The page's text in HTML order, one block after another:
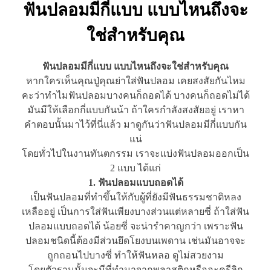
ฟันปลอมมีกี่แบบ แบบไหนถึงจะ
ใช่สำหรับคุณ
ฟันปลอมมีกี่แบบ แบบไหนถึงจะใช่สำหรับคุณ
หากใครเห็นคุณปู่คุณย่าใส่ฟันปลอม เคยสงสัยกันไหม
คะว่าทำไมฟันปลอมบางคนก็ถอดได้ บางคนก็ถอดไม่ได้
มันมีให้เลือกกี่แบบกันน้า ถ้าใครกำลังสงสัยอยู่ เราหา
คำตอบนั้นมาไว้ที่นี่แล้ว มาดูกันว่าฟันปลอมมีกี่แบบกัน
แน่
โดยทั่วไปในงานทันตกรรม เราจะแบ่งฟันปลอมออกเป็น
2 แบบ ได้แก่
1. ฟันปลอมแบบถอดได้
เป็นฟันปลอมที่ทำขึ้นให้กับผู้ที่ยังมีฟันธรรมชาติหลง
เหลืออยู่ เป็นการใส่ฟันเพียงบางส่วนแต่หลายซี่ ถ้าใส่ฟัน
ปลอมแบบถอดได้ น้อยซี่ จะน่ารำคาญกว่า เพราะฟัน
ปลอมชนิดนี้ต้องมีส่วนยึดโยงบนเพดาน เช่นมันอาจจะ
ถูกถอนไปบางซี่ ทำให้ฟันหลอ ดูไม่สวยงาม